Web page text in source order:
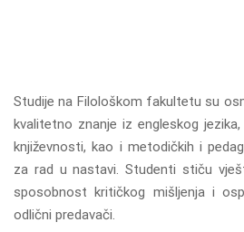
Studije na Filološkom fakultetu su
kvalitetno znanje iz engleskog
književnosti, kao i metodičkih i
za rad u nastavi. Studenti stiču
sposobnost kritičkog mišljenja i
odlični predavači.